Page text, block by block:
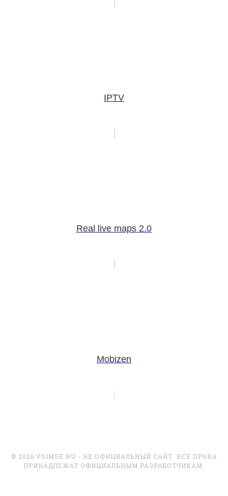
IPTV
Real live maps 2.0
Mobizen
© 2026 VSIMSE.RU - НЕ ОФИЦИАЛЬНЫЙ САЙТ. ВСЕ ПРАВА
ПРИНАДЛЕЖАТ ОФИЦИАЛЬНЫМ РАЗРАБОТЧИКАМ.